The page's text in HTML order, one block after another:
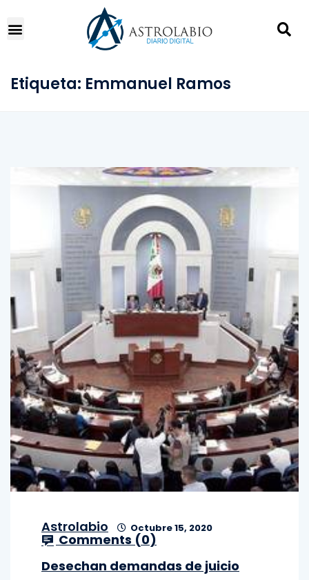
Etiqueta: Emmanuel Ramos
Astrolabio Octubre 15, 2020
Comments (0)
Desechan demandas de juicio